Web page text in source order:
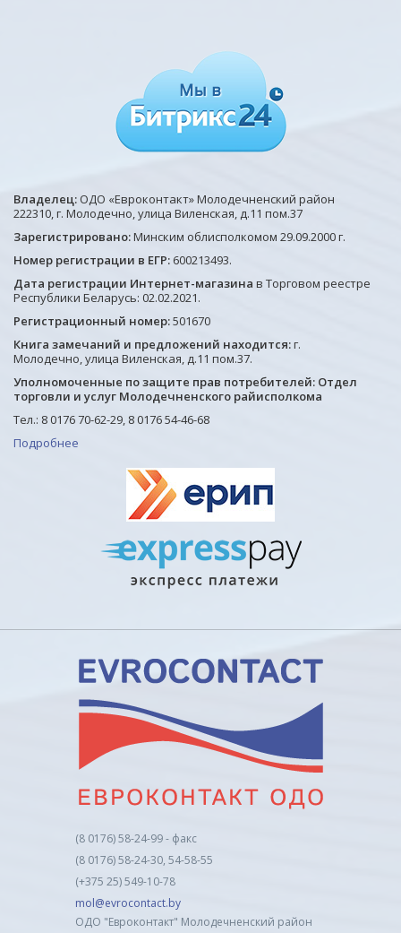
Владелец:ОДО «Евроконтакт» Молодечненский район
222310, г. Молодечно, улица Виленская, д.11 пом.37
Зарегистрировано:Минским облисполкомом 29.09.2000 г.
Номер регистрации в ЕГР: 600213493.
Дата регистрации Интернет-магазина в Торговом реестре
Республики Беларусь: 02.02.2021.
Регистрационный номер:501670
Книга замечаний и предложений находится:г.
Молодечно, улица Виленская, д.11 пом.37.
Уполномоченные по защите прав потребителей: Отдел
торговли и услуг Молодечненского райисполкома
Тел.: 8 0176 70-62-29, 8 0176 54-46-68
Подробнее
(8 0176) 58-24-99 - факс
(8 0176) 58-24-30, 54-58-55
(+375 25) 549-10-78
mol@evrocontact.by
ОДО "Евроконтакт" Молодечненский район